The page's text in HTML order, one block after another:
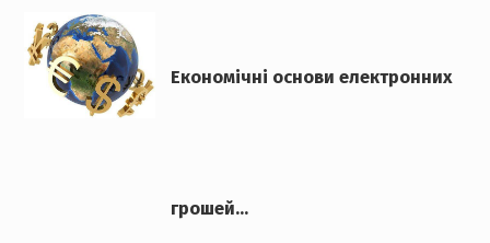
Економічні основи електронних
грошей...